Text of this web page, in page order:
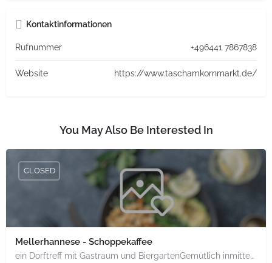
Kontaktinformationen
Rufnummer +496441 7867838
Website https://www.taschamkornmarkt.de/
You May Also Be Interested In
Mellerhannese - Schoppekaffee
ein Dorftreff mit Gastraum und BiergartenGemütlich inmitten unserem idyllischen Trais Münzenberg, entlang…
CLOSED